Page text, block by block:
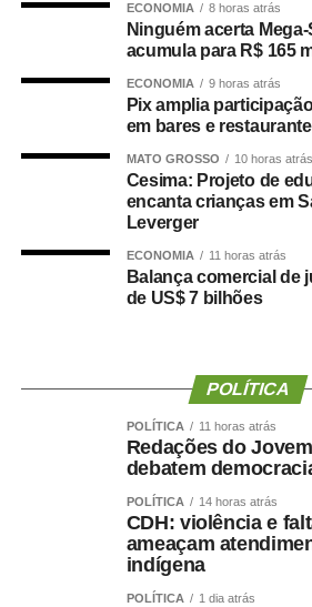
vagas e formação de cadastro de
níveis médio e superior,
confiança depositada no Instituto
forma como o processo foi
“Eu, em nome do Selecon, também
deputado porque, de fato, fizemos
graças à oportunidade que o Juca
presidente da instituição.
Ao final do encontro, Juca reforçou a
valorização do serviço público por
igualdade de oportunidades para
ECONOMIA 8 horas atrás
Ninguém acerta
acumula para R$ 165
ECONOMIA 9 horas atrás
Pix amplia
em bares e
MATO GROSSO 10 horas atrás
Cesima: Projeto de
encanta crianças em
Leverger
ECONOMIA 11 horas atrás
Balança comercial de
de US$ 7 bilhões
POLÍTICA
POLÍTICA 11 horas atrás
Redações do
debatem
POLÍTICA 14 horas atrás
CDH: violência e
ameaçam
indígena
POLÍTICA 1 dia atrás